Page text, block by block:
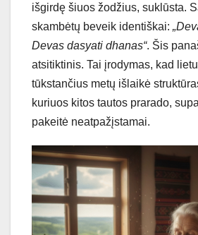
išgirdę šiuos žodžius, suklūsta.
skambėtų beveik identiškai:
Devas dasyati dhanas“. Šis
atsitiktinis. Tai įrodymas, kad
tūkstančius metų išlaikė
kuriuos kitos tautos prarado,
pakeitė neatpažįstamai.